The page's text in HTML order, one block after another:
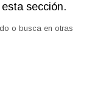
sección.
o busca en otras